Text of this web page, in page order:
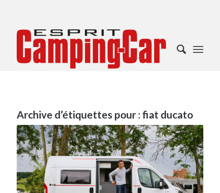
Archive d’étiquettes pour : fiat ducato